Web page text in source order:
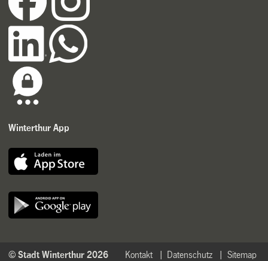
Winterthur App
Sitemap
Datenschutz
Kontakt
© Stadt Winterthur 2026